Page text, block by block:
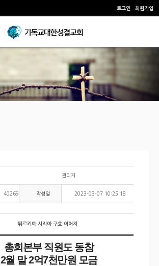
로그인 회원가입
관리자
40269 작성일 2023-03-07 10:25:18
튀르키예·시리아 구호 이어져
총회본부 직원도 동참
2월 말 2억7천만원 모금